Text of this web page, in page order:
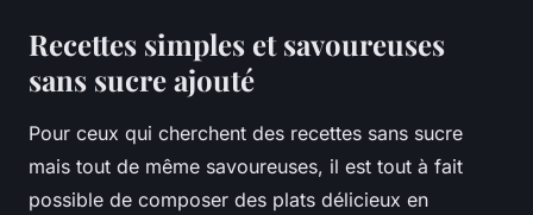
Recettes simples et savoureuses
sans sucre ajouté
Pour ceux qui cherchent des recettes sans sucre
mais tout de même savoureuses, il est tout à fait
possible de composer des plats délicieux en